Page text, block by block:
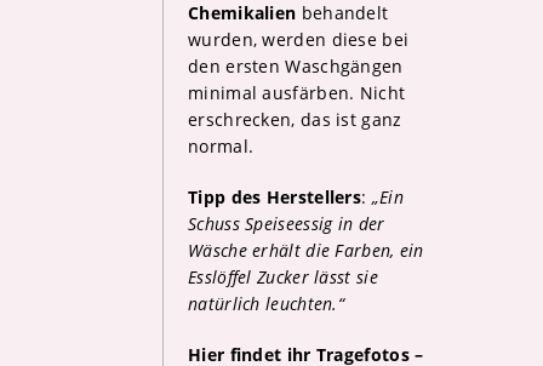
Chemikalien behandelt
wurden, werden diese bei
den ersten Waschgängen
minimal ausfärben. Nicht
erschrecken, das ist ganz
normal.
Tipp des Herstellers: „Ein
Schuss Speiseessig in der
Wäsche erhält die Farben, ein
Esslöffel Zucker lässt sie
natürlich leuchten.“
Hier findet ihr Tragefotos –